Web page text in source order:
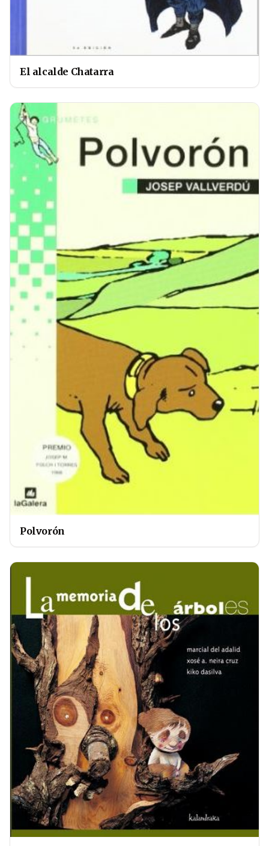
El alcalde Chatarra
Polvorón